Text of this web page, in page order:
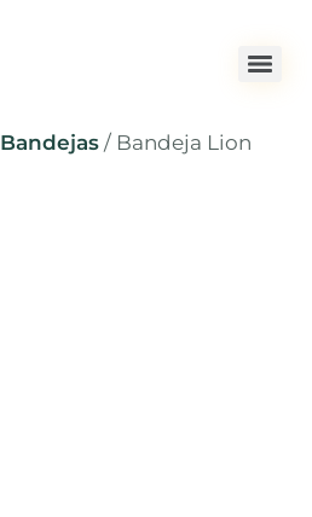
Bandejas / Bandeja Lion